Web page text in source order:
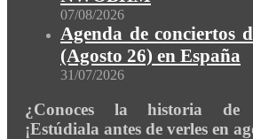
07/08/2026
Agenda de conciertos
(Agosto 26) en España
31/07/2026
¿Conoces la historia de
¡Estúdiala antes de verles en